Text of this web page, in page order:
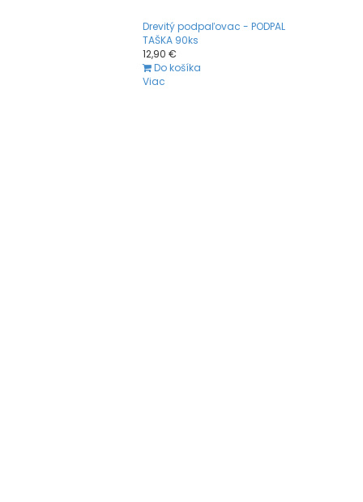
Drevitý podpaľovac - PODPAL
TAŠKA 90ks
12,90 €
Do košíka
Viac